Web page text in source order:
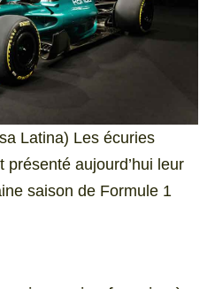
Latina) Les écuries
aujourd’hui leur
saison de Formule 1